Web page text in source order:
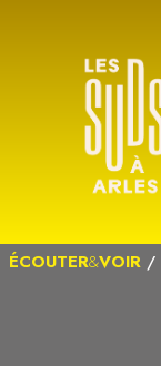
ÉCOUTER&VOIR /